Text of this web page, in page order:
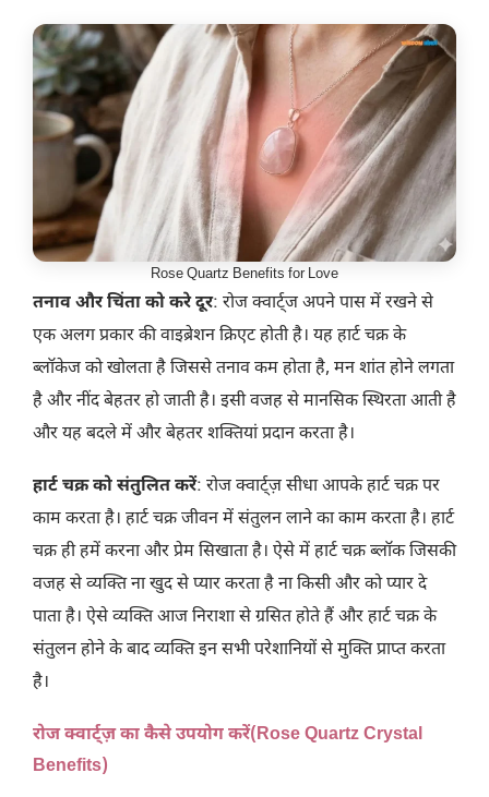
Rose Quartz Benefits for Love
तनाव और चिंता को करे दूर: रोज क्वार्ट्ज अपने पास में रखने से
एक अलग प्रकार की वाइब्रेशन क्रिएट होती है। यह हार्ट चक्र के
ब्लॉकेज को खोलता है जिससे तनाव कम होता है, मन शांत होने लगता
है और नींद बेहतर हो जाती है। इसी वजह से मानसिक स्थिरता आती है
और यह बदले में और बेहतर शक्तियां प्रदान करता है।
हार्ट चक्र को संतुलित करें: रोज क्वार्ट्ज़ सीधा आपके हार्ट चक्र पर
काम करता है। हार्ट चक्र जीवन में संतुलन लाने का काम करता है। हार्ट
चक्र ही हमें करना और प्रेम सिखाता है। ऐसे में हार्ट चक्र ब्लॉक जिसकी
वजह से व्यक्ति ना खुद से प्यार करता है ना किसी और को प्यार दे
पाता है। ऐसे व्यक्ति आज निराशा से ग्रसित होते हैं और हार्ट चक्र के
संतुलन होने के बाद व्यक्ति इन सभी परेशानियों से मुक्ति प्राप्त करता
है।
रोज क्वार्ट्ज़ का कैसे उपयोग करें(Rose Quartz Crystal
Benefits)